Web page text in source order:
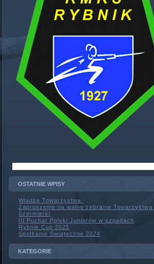
OSTATNIE WPISY
Władze Towarzystwa.
Zaproszenie na walne zebranie Towarzystwa
Szermierki
III Puchar Polski Juniorów w szpadach
Rybnik Cup 2025
Spotkanie Świąteczne 2024
KATEGORIE